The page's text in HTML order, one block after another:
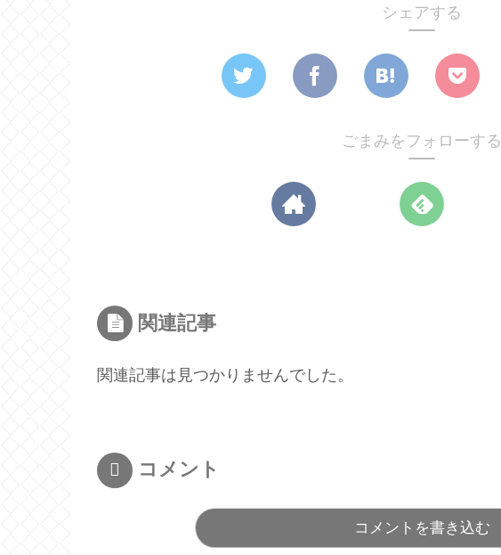
シェアする
ごまみをフォローする
関連記事
関連記事は見つかりませんでした。
コメント
コメントを書き込む